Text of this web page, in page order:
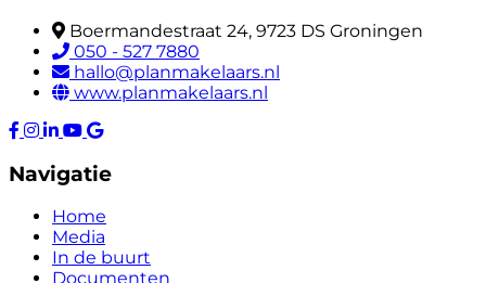
Boermandestraat 24, 9723 DS Groningen
050 - 527 7880
hallo@planmakelaars.nl
www.planmakelaars.nl
Navigatie
Home
Media
In de buurt
Documenten